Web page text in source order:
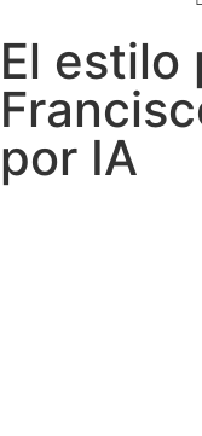
El estilo
por IA